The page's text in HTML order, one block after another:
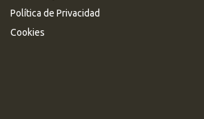
Política de Privacidad
Cookies